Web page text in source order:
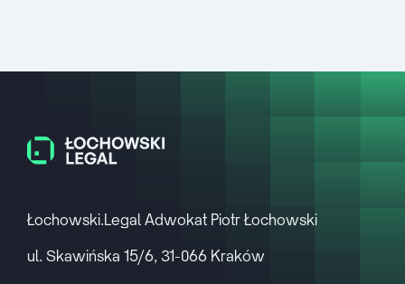
Łochowski.Legal Adwokat Piotr Łochowski
ul. Skawińska 15/6, 31-066 Kraków